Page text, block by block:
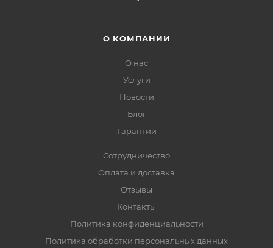
О КОМПАНИИ
О нас
Услуги
Новости
Блог
Гарантии
Сотрудничество
Оплата и доставка
Отзывы
Контакты
Политика конфиденциальности
Политика обработки персональных данных